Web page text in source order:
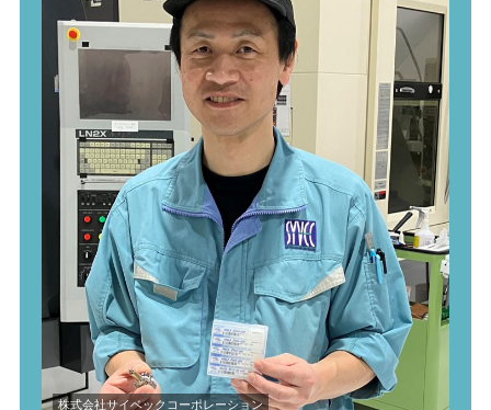
株式会社サイベックコーポレーション